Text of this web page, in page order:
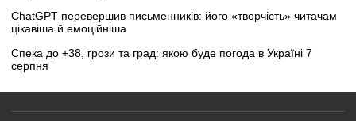
ChatGPT перевершив письменників: його «творчість» читачам
цікавіша й емоційніша
Спека до +38, грози та град: якою буде погода в Україні 7
серпня